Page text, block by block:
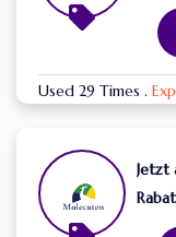
Used 29 Times .
Jetzt